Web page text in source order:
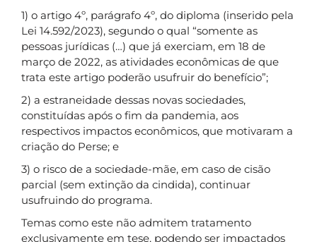
1) o artigo 4º, parágrafo 4º, do diploma (inserido pela
Lei 14.592/2023), segundo o qual “somente as
pessoas jurídicas (…) que já exerciam, em 18 de
março de 2022, as atividades econômicas de que
trata este artigo poderão usufruir do benefício”;
2) a estraneidade dessas novas sociedades,
constituídas após o fim da pandemia, aos
respectivos impactos econômicos, que motivaram a
criação do Perse; e
3) o risco de a sociedade-mãe, em caso de cisão
parcial (sem extinção da cindida), continuar
usufruindo do programa.
Temas como este não admitem tratamento
exclusivamente em tese, podendo ser impactados